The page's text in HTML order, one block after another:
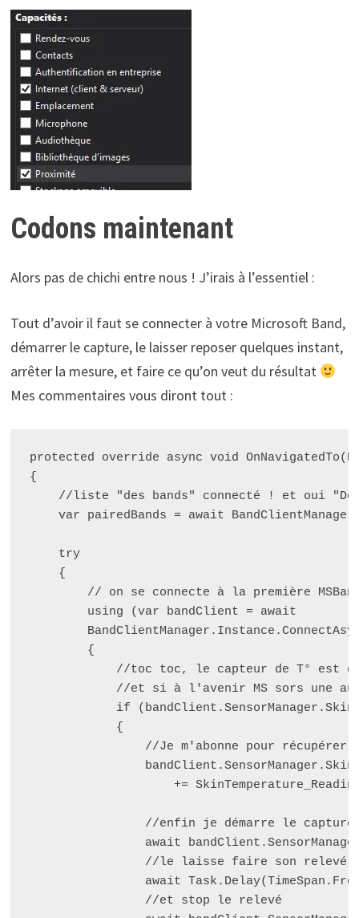
Codons maintenant
Alors pas de chichi entre nous ! J’irais à l’essentiel :
Tout d’avoir il faut se connecter à votre Microsoft Band,
démarrer le capture, le laisser reposer quelques instant,
arrêter la mesure, et faire ce qu’on veut du résultat
Mes commentaires vous diront tout :
protected override async void
{
//liste "des bands" connecté ! et oui
var pairedBands = await
    try
    {
// on se connecte à la première
        using (var bandClient = await
        {
//toc toc, le capteur de T° est
//et si à l'avenir MS sors une
if
            {
//Je m'abonne pour récupérer
+=
                //enfin je démarre le capture
await
//le laisse faire son relevé
await
                //et stop le relevé